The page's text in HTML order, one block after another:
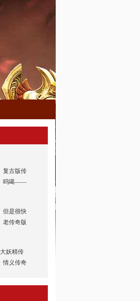
复古版传
呜噶——
但是很快
老传奇版
大妖精传
情义传奇